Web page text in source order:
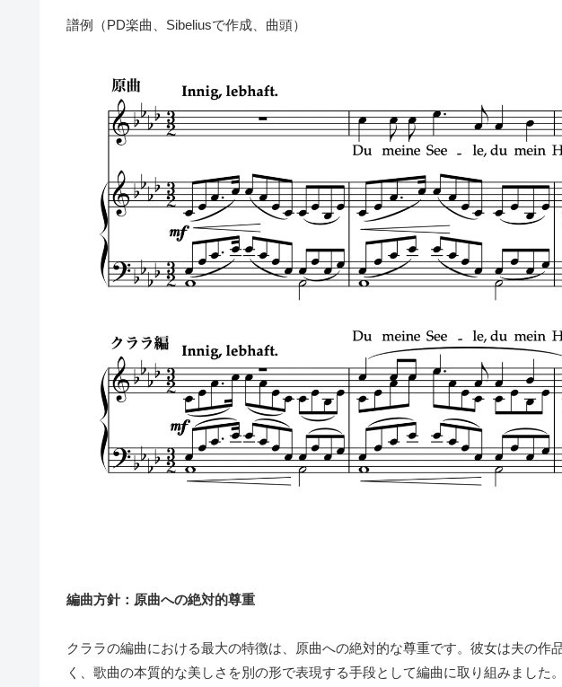
譜例（PD楽曲、Sibeliusで作成、曲頭）
編曲方針：原曲への絶対的尊重
クララの編曲における最大の特徴は、原曲への絶対的な尊重です。彼女は夫の作
く、歌曲の本質的な美しさを別の形で表現する手段として編曲に取り組みました。